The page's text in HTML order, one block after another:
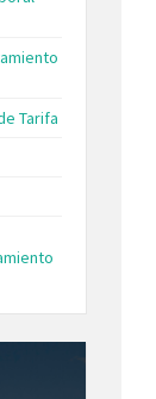
Tarifa